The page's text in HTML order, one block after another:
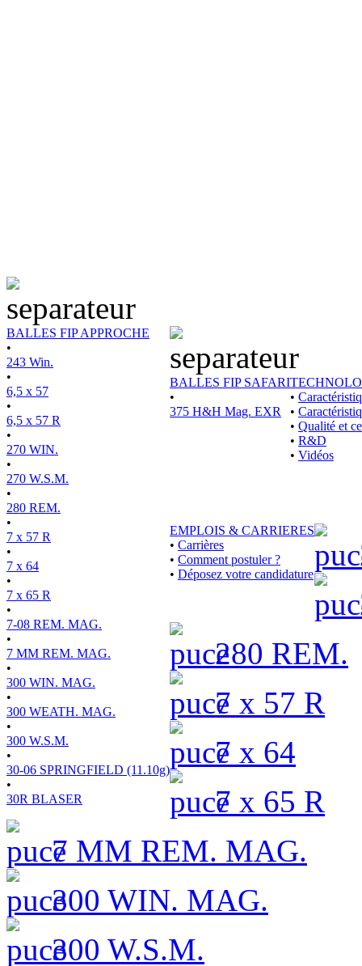
BALLES FIP APPROCHE
•
243 Win.
•
6,5 x 57
•
6,5 x 57 R
•
270 WIN.
•
270 W.S.M.
•
280 REM.
•
7 x 57 R
•
7 x 64
•
7 x 65 R
•
7-08 REM. MAG.
•
7 MM REM. MAG.
•
300 WIN. MAG.
•
300 WEATH. MAG.
•
300 W.S.M.
•
30-06 SPRINGFIELD (11.10g)
•
30R BLASER
BALLES FIP SAFARI
•
375 H&H Mag. EXR
•
•
• Qualité et
• R&D
• Vidéos
EMPLOIS & CARRIERES
• Carrières
• Comment postuler ?
• Déposez votre candidature
280 REM.
7 x 57 R
7 x 64
7 x 65 R
7 MM REM. MAG.
300 WIN. MAG.
300 W.S.M.